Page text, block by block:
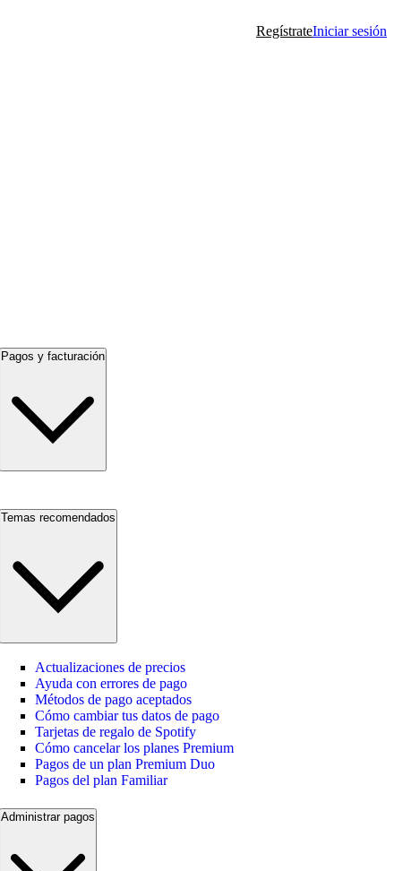
RegístrateIniciar sesión
Pagos y facturación
Temas recomendados
Actualizaciones de precios
Ayuda con errores de pago
Métodos de pago aceptados
Cómo cambiar tus datos de pago
Tarjetas de regalo de Spotify
Cómo cancelar los planes Premium
Pagos de un plan Premium Duo
Pagos del plan Familiar
Administrar pagos